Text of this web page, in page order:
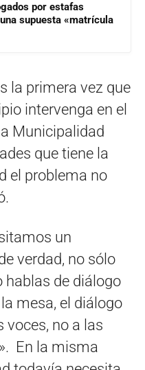
por estafas
supuesta «matrícula
la primera vez que
intervenga en el
Municipalidad
que tiene la
el problema no
un
verdad, no sólo
hablas de diálogo
mesa, el diálogo
voces, no a las
En la misma